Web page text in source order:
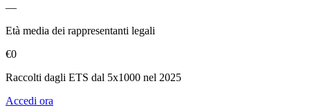
—
Età media dei rappresentanti legali
€0
Raccolti dagli ETS dal 5x1000 nel 2025
Accedi ora